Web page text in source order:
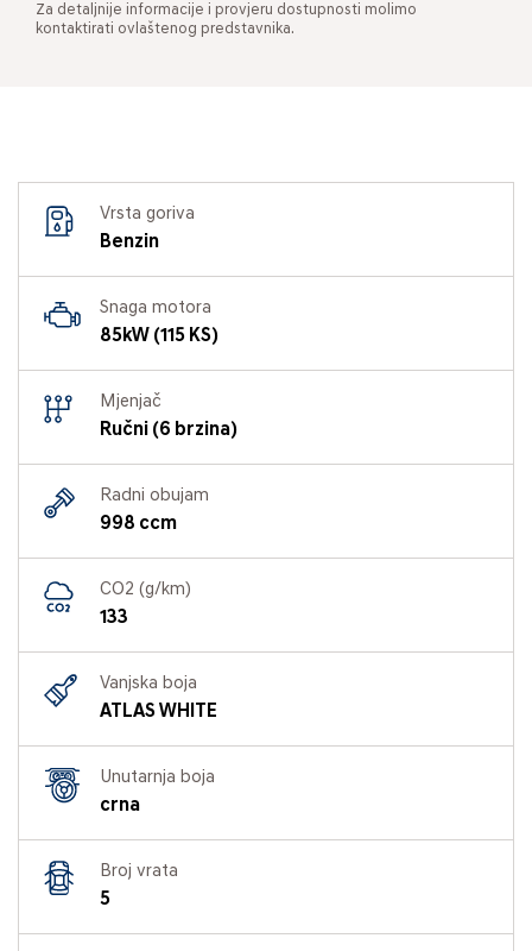
Za detaljnije informacije i provjeru dostupnosti molimo
kontaktirati ovlaštenog predstavnika.
Vrsta goriva
Benzin
Snaga motora
85kW (115 KS)
Mjenjač
Ručni (6 brzina)
Radni obujam
998 ccm
CO2 (g/km)
133
Vanjska boja
ATLAS WHITE
Unutarnja boja
crna
Broj vrata
5